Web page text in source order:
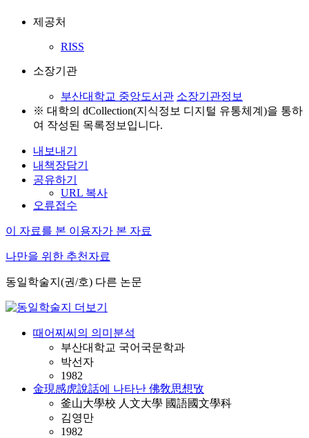
제공처
RISS
소장기관
부산대학교 중앙도서관 소장기관정보
※ 대학의 dCollection(지식정보 디지털 유통체계)을 통하
여 작성된 목록정보입니다.
내보내기
내책장담기
공유하기
URL 복사
오류접수
이 자료를 본 이용자가 본 자료
나만을 위한 추천자료
동일학술지(권/호) 다른 논문
때어찌씨의 의미분석
부산대학교 국어국문학과
박선자
1982
金現感虎說話에 나타난 佛敎思想攷
釜山大學校 人文大學 國語國文學科
김영만
1982